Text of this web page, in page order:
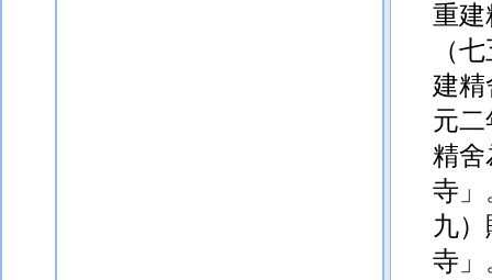
重建
（
建精
元
精舍
寺」
九
寺」